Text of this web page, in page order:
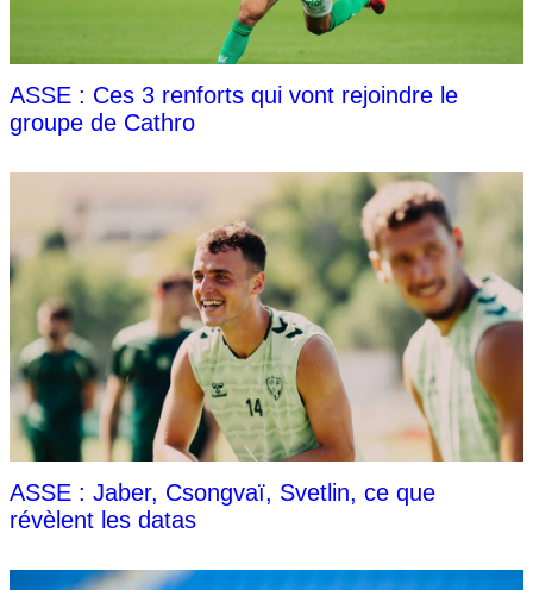
ASSE : Ces 3 renforts qui vont rejoindre le
groupe de Cathro
ASSE : Jaber, Csongvaï, Svetlin, ce que
révèlent les datas